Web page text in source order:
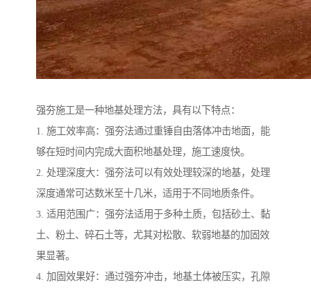
强夯施工是一种地基处理方法，具有以下特点：
1. 施工效率高：强夯法通过重锤自由落体冲击地面，能
够在短时间内完成大面积地基处理，施工速度快。
2. 处理深度大：强夯法可以有效处理较深的地基，处理
深度通常可达数米至十几米，适用于不同地质条件。
3. 适用范围广：强夯法适用于多种土质，包括砂土、黏
土、粉土、碎石土等，尤其对松散、软弱地基的加固效
果显著。
4. 加固效果好：通过强夯冲击，地基土体被压实，孔隙